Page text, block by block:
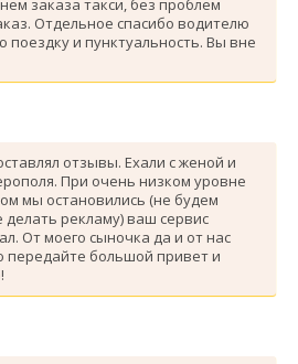
Отдельное спасибо водителю
и пунктуальность. Вы вне
отзывы. Ехали с женой и
При очень низком уровне
мы остановились (не будем
рекламу) ваш сервис
От моего сыночка да и от нас
передайте большой привет и